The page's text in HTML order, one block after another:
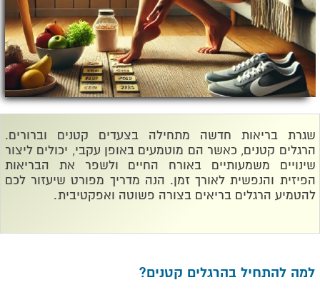
שגרת בריאות חדשה מתחילה בצעדים קטנים וברורים.
הרגלים קטנים, כאשר הם מוטמעים באופן עקבי, יכולים ליצור
שינויים משמעותיים באורח החיים ולשפר את הבריאות
הפיזית והנפשית לאורך זמן. הנה מדריך מפורט שיעזור לכם
להטמיע הרגלים בריאים בצורה פשוטה ואפקטיבית.
למה להתחיל בהרגלים קטנים?